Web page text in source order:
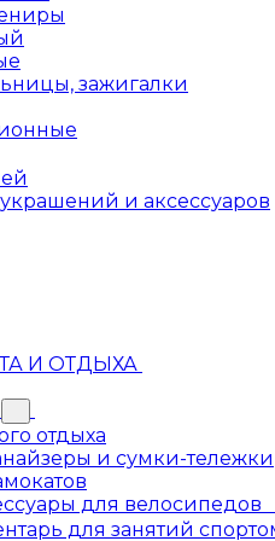
зажигалки
и аксессуаров
И ОТДЫХА
отдыха
и сумки-тележки
для велосипедов
для занятий